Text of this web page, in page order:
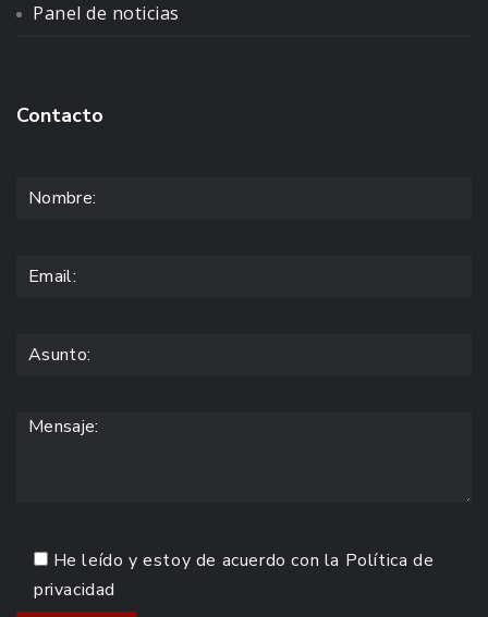
Panel de noticias
Contacto
He leído y estoy de acuerdo con la Política de
privacidad